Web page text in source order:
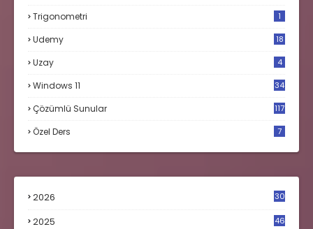
Trigonometri 1
Udemy 18
Uzay 4
Windows 11 34
Çözümlü Sunular 117
Özel Ders 7
2026 30
2025 46